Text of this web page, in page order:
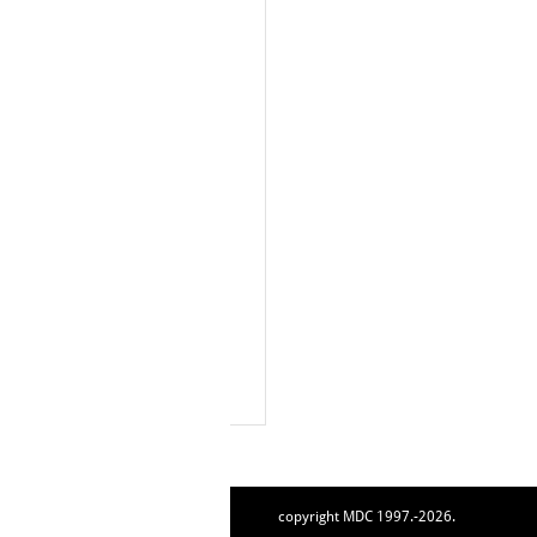
copyright MDC 1997.-2026.